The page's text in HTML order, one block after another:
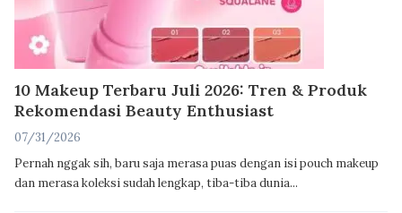
10 Makeup Terbaru Juli 2026: Tren & Produk
Rekomendasi Beauty Enthusiast
07/31/2026
Pernah nggak sih, baru saja merasa puas dengan isi pouch makeup
dan merasa koleksi sudah lengkap, tiba-tiba dunia...